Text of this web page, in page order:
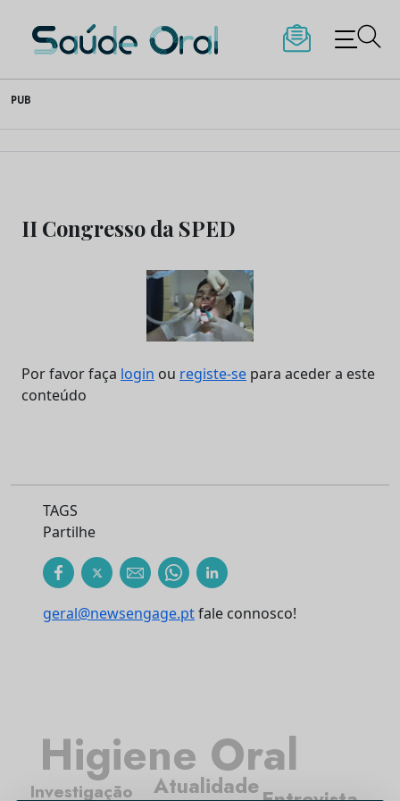
to
content
Saúde Oral
PUB
II Congresso da SPED
Por favor faça login ou registe-se para aceder a este
conteúdo
TAGS
Partilhe
geral@newsengage.ptfale connosco!
Atualidade
Higiene Oral
Investigação